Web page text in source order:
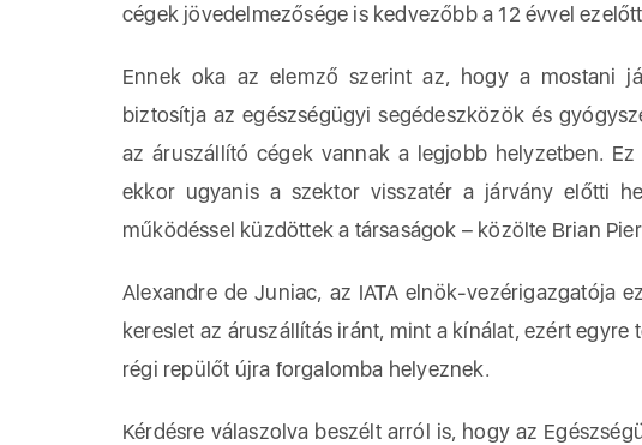
cégek jövedelmezősége is kedvezőbb a 12 évvel
Ennek oka az elemző szerint az, hogy a mostani
biztosítja az egészségügyi segédeszközök és
az áruszállító cégek vannak a legjobb helyzetben.
ekkor ugyanis a szektor visszatér a járvány előtti
működéssel küzdöttek a társaságok – közölte Brian
Alexandre de Juniac, az IATA elnök-vezérigazgatója
kereslet az áruszállítás iránt, mint a kínálat, ezért
régi repülőt újra forgalomba helyeznek.
Kérdésre válaszolva beszélt arról is, hogy az